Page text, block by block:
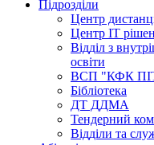
Підрозділи
Центр
Центр ІТ
Відділ з
освіти
ВСП "КФК
Бібліотека
ДТ ДДМА
Тендерний
Відділи та